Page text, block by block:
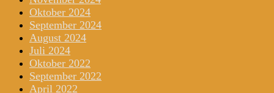
Oktober 2024
September 2024
August 2024
Juli 2024
Oktober 2022
September 2022
April 2022